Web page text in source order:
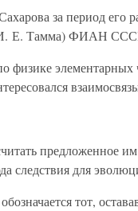
за период его
И. Е. Тамма) ФИАН
физике
предложенное
следствия для
тот,